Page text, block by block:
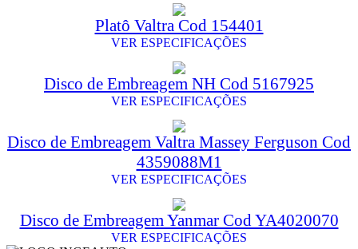
Platô Valtra Cod 154401
VER ESPECIFICAÇÕES
Disco de Embreagem NH Cod 5167925
VER ESPECIFICAÇÕES
Disco de Embreagem Valtra Massey Ferguson Cod
4359088M1
VER ESPECIFICAÇÕES
Disco de Embreagem Yanmar Cod YA4020070
VER ESPECIFICAÇÕES